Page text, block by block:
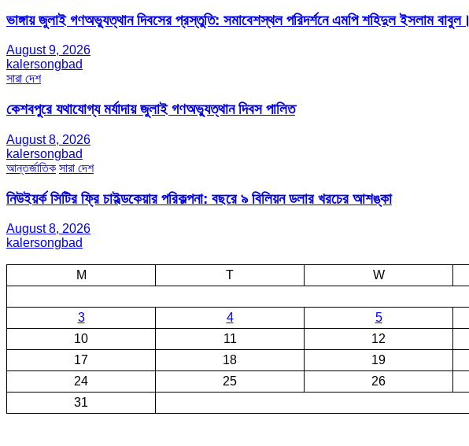
ভাঙ্গায় জুলাই গণঅভ্যুত্থান দিবসের প্রস্তুতি: সমাবেশস্থল পরিদর্শনে এমপি শহিদুল ইসলাম বাবুল। ​
August 9, 2026
kalersongbad
সারা দেশ
কেশবপুরে যথাযোগ্য মর্যাদায় জুলাই গণঅভ্যুত্থান দিবস পালিত
August 8, 2026
kalersongbad
আন্তর্জাতিক সারা দেশ
নিউইয়র্ক সিটির ফ্রি চাইল্ডকেয়ার পরিকল্পনা: বছরে ৯ বিলিয়ন ডলার খরচের আশঙ্কা
August 8, 2026
kalersongbad
M
T W
3
4 5
10
11 12
17
18 19
24
25 26
31